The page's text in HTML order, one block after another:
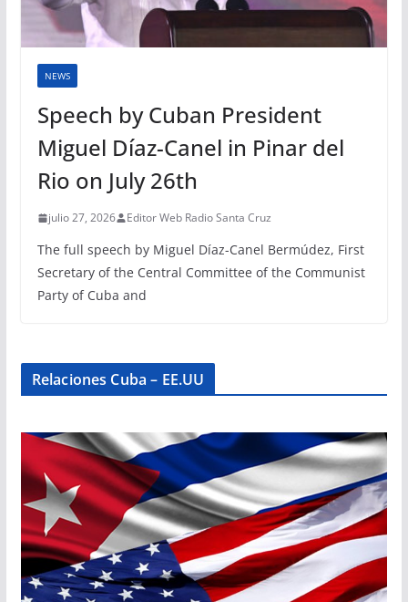
NEWS
Speech by Cuban President
Miguel Díaz-Canel in Pinar del
Rio on July 26th
julio 27, 2026 Editor Web Radio Santa Cruz
The full speech by Miguel Díaz-Canel Bermúdez, First
Secretary of the Central Committee of the Communist
Party of Cuba and
Relaciones Cuba – EE.UU